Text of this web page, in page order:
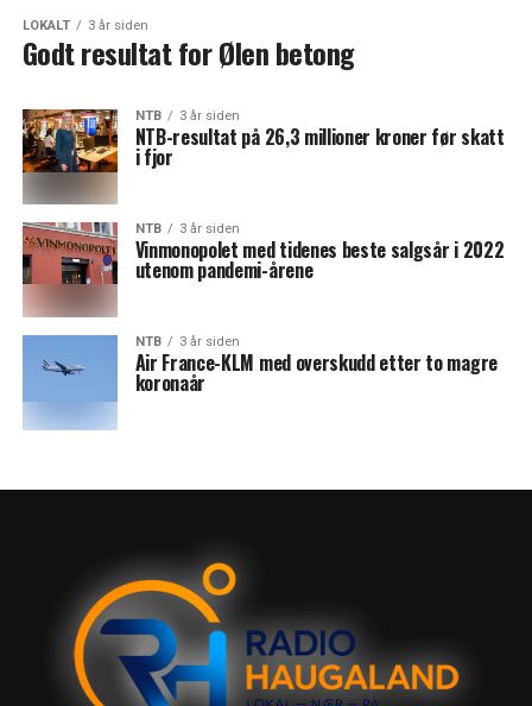
LOKALT 3 år siden
Godt resultat for Ølen betong
NTB 3 år siden
NTB-resultat på 26,3 millioner kroner før skatt
i fjor
NTB 3 år siden
Vinmonopolet med tidenes beste salgsår i 2022
utenom pandemi-årene
NTB 3 år siden
Air France-KLM med overskudd etter to magre
koronaår